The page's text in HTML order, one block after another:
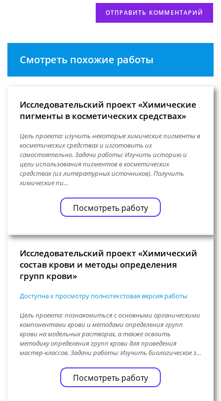
Смотреть похожие работы
Исследовательский проект «Химические
пигменты в косметических средствах»
Цель проекта: изучить некоторые химические пигменты в
косметических средствах и изготовить их
самостоятельно. Задачи работы: Изучить историю и
цели использования пигментов в косметических
средствах (из литературных источников). Получить
химические пи…
Посмотреть работу
Исследовательский проект «Химический
состав крови и методы определения
групп крови»
Доступна к просмотру полнотекстовая версия работы
Цель проекта: познакомиться с основными органическими
компонентами крови и методами определения групп
крови на модельных растворах, а также освоить
методику определения групп крови для проведения
мастер-классов. Задачи работы: Изучить биологическое з…
Посмотреть работу